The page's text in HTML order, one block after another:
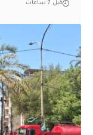
قبل 7 ساعات